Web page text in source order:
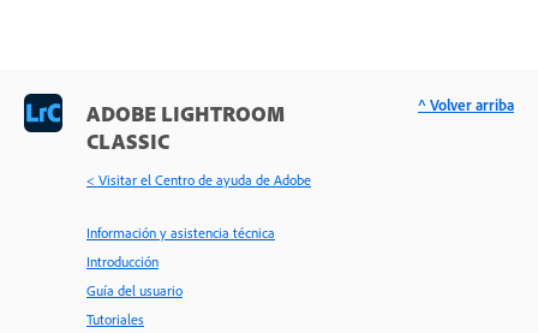
ADOBE LIGHTROOM
CLASSIC
< Visitar el Centro de ayuda de Adobe
Información y asistencia técnica
Introducción
Guía del usuario
Tutoriales
^ Volver arriba